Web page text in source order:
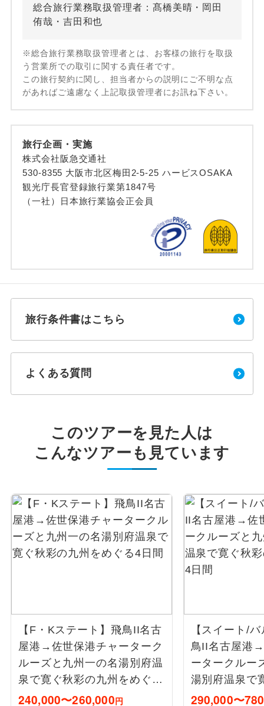
総合旅行業務取扱管理者：髙橋美晴・岡田
侑哉・吉田和也
※総合旅行業務取扱管理者とは、お客様の旅行を取扱
う営業所での取引に関する責任者です。
この旅行契約に関し、担当者からの説明にご不明な点
があればご遠慮なく上記取扱管理者にお訊ね下さい。
旅行企画・実施
株式会社阪急交通社
530-8355 大阪市北区梅田2-5-25 ハービスOSAKA
観光庁長官登録旅行業第1847号
（一社）日本旅行業協会正会員
旅行条件書はこちら
よくある質問
このツアーを見た人は
こんなツアーも見ています
【F・Kステート】飛鳥II名古
屋港→佐世保港チャーターク
ルーズと九州一の名湯別府温
泉で寛ぐ秋彩の九州をめぐる
4日間
240,000〜260,000円
【スイート/
鳥II名古屋港
ータークルー
湯別府温泉で
をめぐる4日間
290,000〜